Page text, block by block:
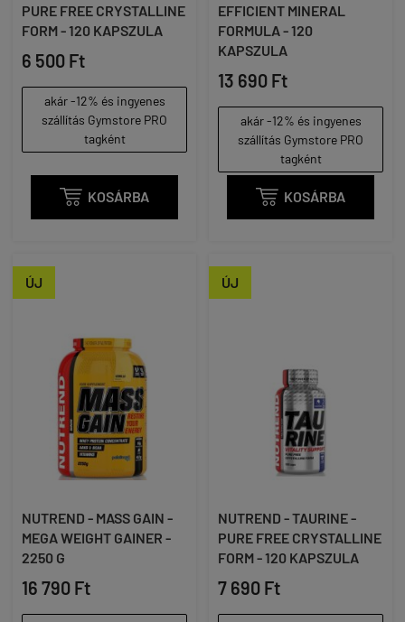
PURE FREE CRYSTALLINE
FORM - 120 KAPSZULA
6 500 Ft
akár -12% és ingyenes
szállítás Gymstore PRO
tagként
 KOSÁRBA
EFFICIENT MINERAL
FORMULA - 120
KAPSZULA
13 690 Ft
akár -12% és ingyenes
szállítás Gymstore PRO
tagként
 KOSÁRBA
ÚJ
NUTREND - MASS GAIN -
MEGA WEIGHT GAINER -
2250 G
16 790 Ft
ÚJ
NUTREND - TAURINE -
PURE FREE CRYSTALLINE
FORM - 120 KAPSZULA
7 690 Ft